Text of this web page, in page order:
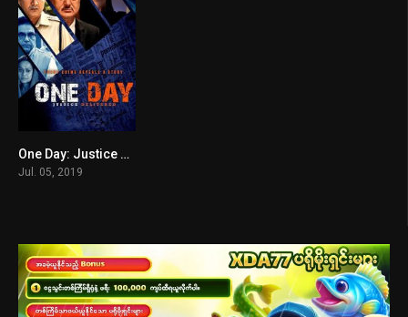
5.1
One Day: Justice Delivered
Jul. 05, 2019